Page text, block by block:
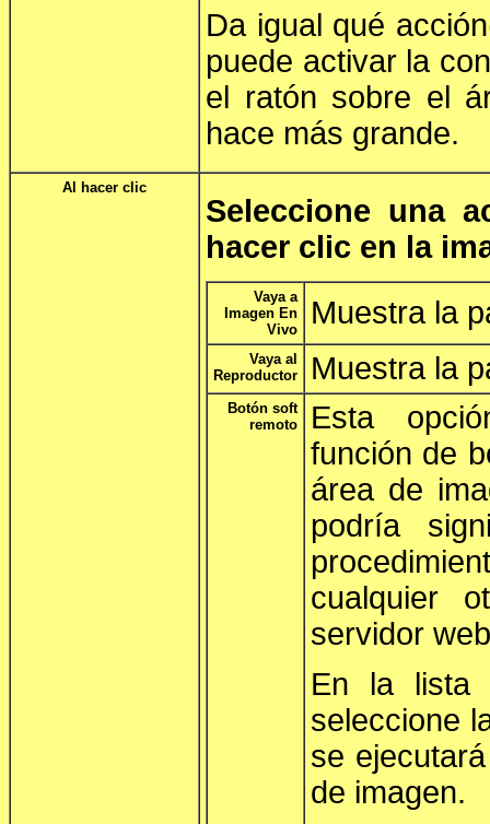
Da igual qué
puede activar la
el ratón sobre el
hace más grande.
Al hacer clic
Seleccione una
hacer clic en la
Vaya a
Imagen En
Vivo
Muestra la
Vaya al
Reproductor
Muestra la
Botón soft
remoto
Esta
función de
área de
podría
cualquier
servidor
En la lista
seleccione
se
de imagen.